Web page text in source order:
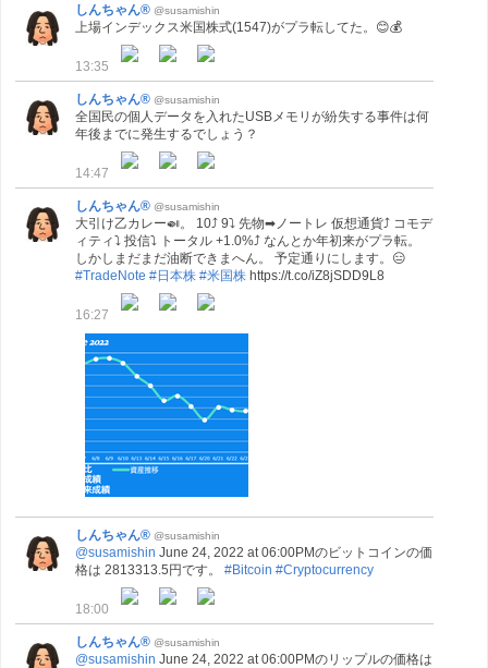
しんちゃん® @susamishin
上場インデックス米国株式(1547)がプラ転してた。😊💰
13:35
しんちゃん® @susamishin
全国民の個人データを入れたUSBメモリが紛失する事件は何
年後までに発生するでしょう？
14:47
しんちゃん® @susamishin
大引け乙カレー🍛。 10⤴ 9⤵ 先物➡ノートレ 仮想通貨⤴ コモデ
ィティ⤵ 投信⤵ トータル +1.0%⤴ なんとか年初来がプラ転。
しかしまだまだ油断できまへん。 予定通りにします。😑
#TradeNote #日本株 #米国株 https://t.co/iZ8jSDD9L8
16:27
しんちゃん® @susamishin
@susamishin June 24, 2022 at 06:00PMのビットコインの価
格は 2813313.5円です。 #Bitcoin #Cryptocurrency
18:00
しんちゃん® @susamishin
@susamishin June 24, 2022 at 06:00PMのリップルの価格は